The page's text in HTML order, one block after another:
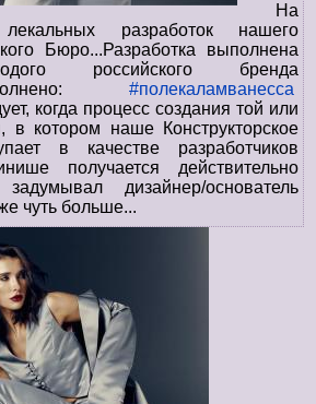
На
разработок нашего
Бюро...Разработка выполнена
российского бренда
#полекаламванесса
когда процесс создания той или
в котором наше Конструкторское
в качестве разработчиков
получается действительно
дизайнер/основатель
чуть больше...